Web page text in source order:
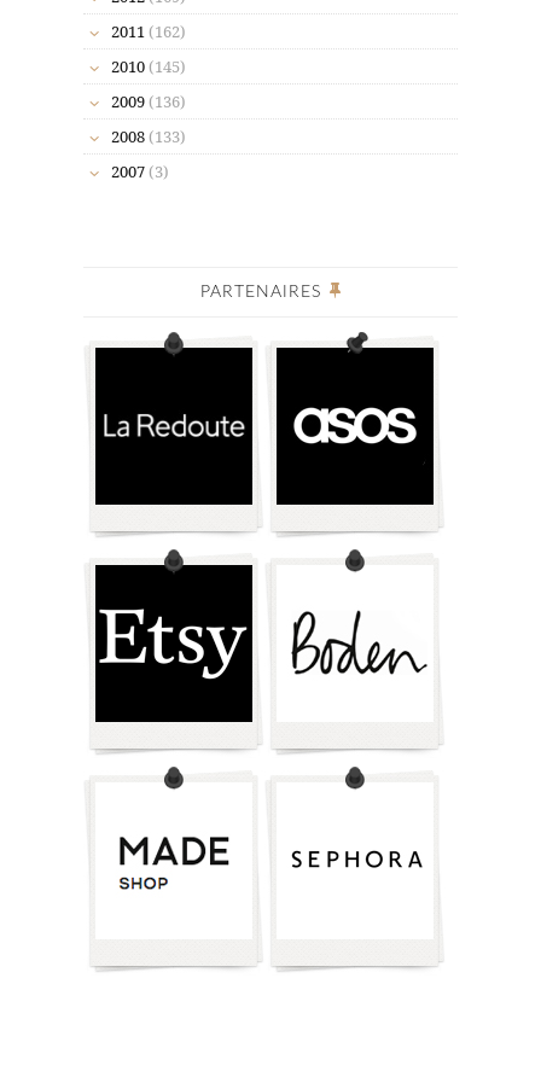
2011 (162)
2010 (145)
2009 (136)
2008 (133)
2007 (3)
PARTENAIRES